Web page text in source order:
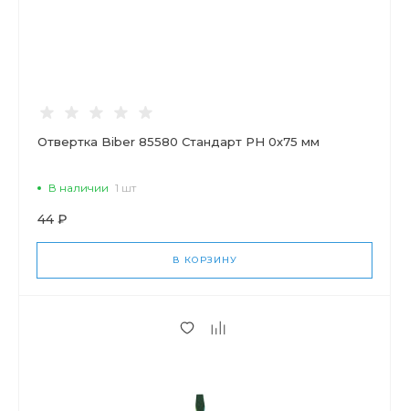
Отвертка Biber 85580 Стандарт PH 0х75 мм
В наличии 1 шт
44 ₽
В КОРЗИНУ